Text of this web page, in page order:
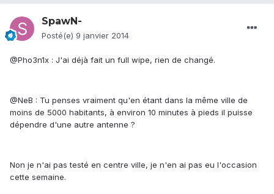
SpawN-
Posté(e) 9 janvier 2014
@Pho3n1x : J'ai déjà fait un full wipe, rien de changé.
@NeB : Tu penses vraiment qu'en étant dans la même ville de
moins de 5000 habitants, à environ 10 minutes à pieds il puisse
dépendre d'une autre antenne ?
Non je n'ai pas testé en centre ville, je n'en ai pas eu l'occasion
cette semaine.